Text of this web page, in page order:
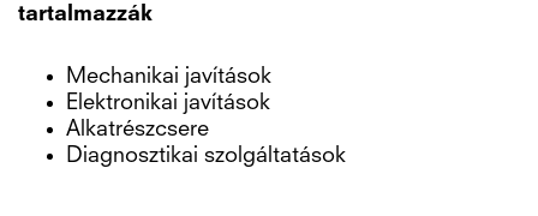
tartalmazzák
Mechanikai javítások
Elektronikai javítások
Alkatrészcsere
Diagnosztikai szolgáltatások